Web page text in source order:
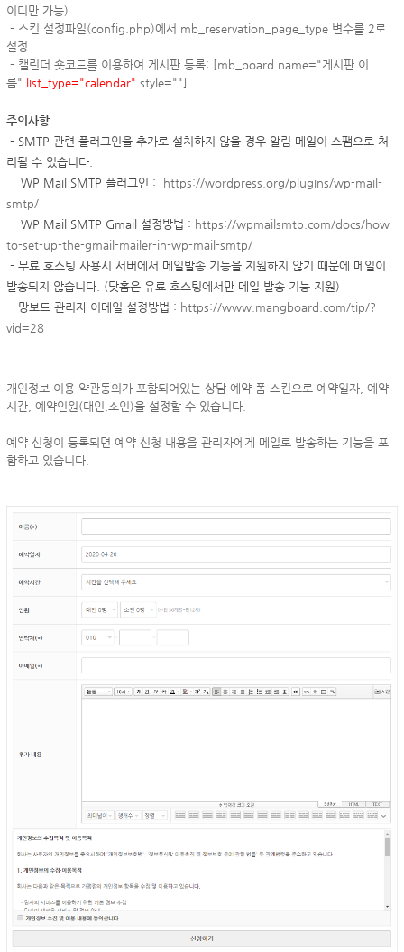
이디만 가능)
- 스킨 설정파일(config.php)에서 mb_reservation_page_type 변수를 2로
설정
- 캘린더 숏코드를 이용하여 게시판 등록: [mb_board name="게시판 이
름" list_type="calendar" style=""]
주의사항
- SMTP 관련 플러그인을 추가로 설치하지 않을 경우 알림 메일이 스팸으로 처
리될 수 있습니다.
WP Mail SMTP 플러그인 :
https://wordpress.org/plugins/wp-mail-
smtp/
WP Mail SMTP Gmail 설정방법 : https://wpmailsmtp.com/docs/how-
to-set-up-the-gmail-mailer-in-wp-mail-smtp/
- 무료 호스팅 사용시 서버에서 메일발송 기능을 지원하지 않기 때문에 메일이
발송되지 않습니다. (닷홈은 유료 호스팅에서만 메일 발송 기능 지원)
- 망보드 관리자 이메일 설정방법 : https://www.mangboard.com/tip/?
vid=28
개인정보 이용 약관동의가 포함되어있는 상담 예약 폼 스킨으로 예약일자, 예약
시간, 예약인원(대인,소인)을 설정할 수 있습니다.
예약 신청이 등록되면 예약 신청 내용을 관리자에게 메일로 발송하는 기능을 포
함하고 있습니다.